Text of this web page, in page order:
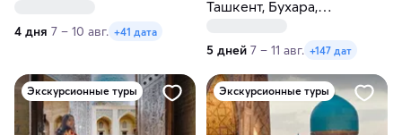
4 дня 7 – 10 авг. +41 дата
Ташкент, Бухара,
5 дней 7 – 11 авг. +147 дат
Экскурсионные туры Экскурсионные туры